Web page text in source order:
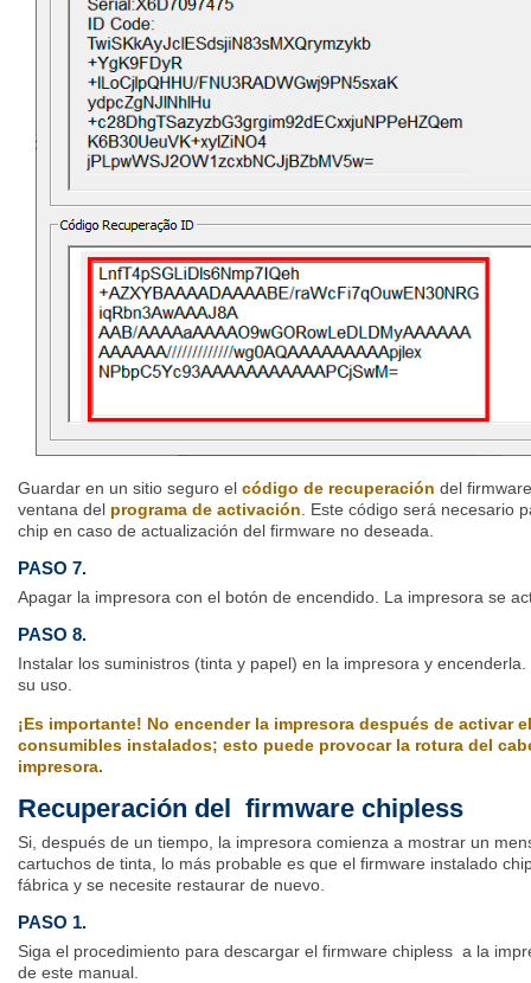
Guardar en un sitio seguro el código de recuperación del
ventana del programa de activación . Este código será necesario
chip en caso de actualización del firmware no deseada.
PASO 7.
Apagar la impresora con el botón de encendido. La impresora se
PASO 8.
Instalar los suministros (tinta y papel) en la impresora y
su uso.
¡Es importante! No encender la impresora después de activar
consumibles instalados; esto puede provocar la rotura del
impresora.
Recuperación del firmware chipless
Si, después de un tiempo, la impresora comienza a mostrar un
cartuchos de tinta, lo más probable es que el firmware instalado
fábrica y se necesite restaurar de nuevo.
PASO 1.
Siga el procedimiento para descargar el firmware chipless a la
de este manual.